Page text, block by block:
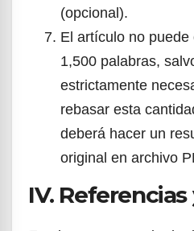
(opcional).
El artículo no
1,500 palabras,
estrictamente
rebasar esta
deberá hacer un
original en archivo
IV.